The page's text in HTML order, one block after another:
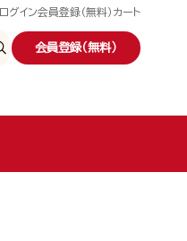
ログイン会員登録（無料） カート
会員登録（無料）